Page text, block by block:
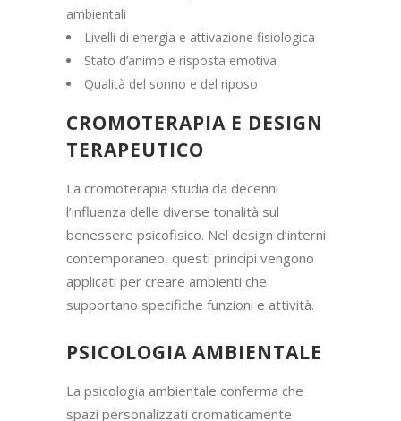
ambientali
Livelli di energia e attivazione fisiologica
Stato d’animo e risposta emotiva
Qualità del sonno e del riposo
CROMOTERAPIA E DESIGN
TERAPEUTICO
La cromoterapia studia da decenni
l’influenza delle diverse tonalità sul
benessere psicofisico. Nel design d’interni
contemporaneo, questi principi vengono
applicati per creare ambienti che
supportano specifiche funzioni e attività.
PSICOLOGIA AMBIENTALE
La psicologia ambientale conferma che
spazi personalizzati cromaticamente